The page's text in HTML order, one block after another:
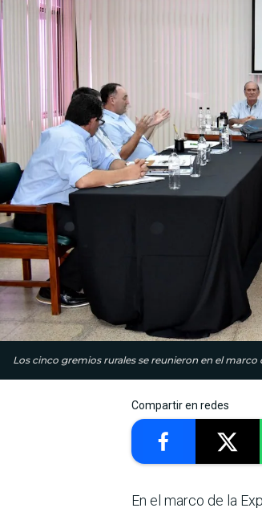
Los cinco gremios rurales se reunieron en el
Compartir en redes
En el marco de la